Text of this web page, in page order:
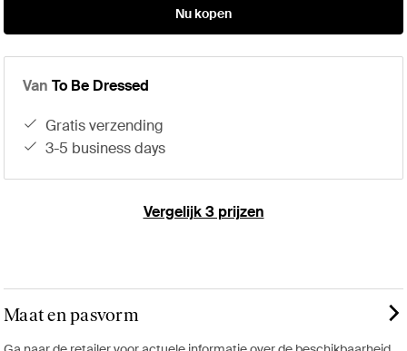
Nu kopen
Van To Be Dressed
gratis verzending
3-5 business days
Vergelijk 3 prijzen
Maat en pasvorm